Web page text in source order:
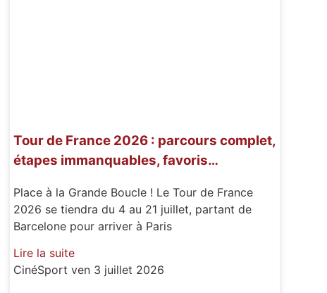
Tour de France 2026 : parcours complet,
étapes immanquables, favoris…
Place à la Grande Boucle ! Le Tour de France
2026 se tiendra du 4 au 21 juillet, partant de
Barcelone pour arriver à Paris
Lire la suite
CinéSport ven 3 juillet 2026